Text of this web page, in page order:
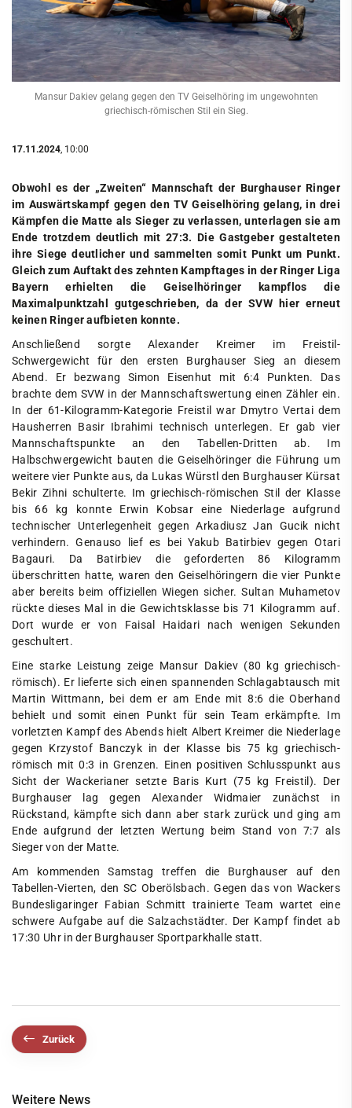
Mansur Dakiev gelang gegen den TV Geiselhöring im ungewohnten
griechisch-römischen Stil ein Sieg.
17.11.2024 , 10:00
Obwohl es der „Zweiten“ Mannschaft der Burghauser Ringer
im Auswärtskampf gegen den TV Geiselhöring gelang, in drei
Kämpfen die Matte als Sieger zu verlassen, unterlagen sie am
Ende trotzdem deutlich mit 27:3. Die Gastgeber gestalteten
ihre Siege deutlicher und sammelten somit Punkt um Punkt.
Gleich zum Auftakt des zehnten Kampftages in der Ringer Liga
Bayern erhielten die Geiselhöringer kampflos die
Maximalpunktzahl gutgeschrieben, da der SVW hier erneut
keinen Ringer aufbieten konnte.
Anschließend sorgte Alexander Kreimer im Freistil-
Schwergewicht für den ersten Burghauser Sieg an diesem
Abend. Er bezwang Simon Eisenhut mit 6:4 Punkten. Das
brachte dem SVW in der Mannschaftswertung einen Zähler ein.
In der 61-Kilogramm-Kategorie Freistil war Dmytro Vertai dem
Hausherren Basir Ibrahimi technisch unterlegen. Er gab vier
Mannschaftspunkte an den Tabellen-Dritten ab. Im
Halbschwergewicht bauten die Geiselhöringer die Führung um
weitere vier Punkte aus, da Lukas Würstl den Burghauser Kürsat
Bekir Zihni schulterte. Im griechisch-römischen Stil der Klasse
bis 66 kg konnte Erwin Kobsar eine Niederlage aufgrund
technischer Unterlegenheit gegen Arkadiusz Jan Gucik nicht
verhindern. Genauso lief es bei Yakub Batirbiev gegen Otari
Bagauri. Da Batirbiev die geforderten 86 Kilogramm
überschritten hatte, waren den Geiselhöringern die vier Punkte
aber bereits beim offiziellen Wiegen sicher. Sultan Muhametov
rückte dieses Mal in die Gewichtsklasse bis 71 Kilogramm auf.
Dort wurde er von Faisal Haidari nach wenigen Sekunden
geschultert.
Eine starke Leistung zeige Mansur Dakiev (80 kg griechisch-
römisch). Er lieferte sich einen spannenden Schlagabtausch mit
Martin Wittmann, bei dem er am Ende mit 8:6 die Oberhand
behielt und somit einen Punkt für sein Team erkämpfte. Im
vorletzten Kampf des Abends hielt Albert Kreimer die Niederlage
gegen Krzystof Banczyk in der Klasse bis 75 kg griechisch-
römisch mit 0:3 in Grenzen. Einen positiven Schlusspunkt aus
Sicht der Wackerianer setzte Baris Kurt (75 kg Freistil). Der
Burghauser lag gegen Alexander Widmaier zunächst in
Rückstand, kämpfte sich dann aber stark zurück und ging am
Ende aufgrund der letzten Wertung beim Stand von 7:7 als
Sieger von der Matte.
Am kommenden Samstag treffen die Burghauser auf den
Tabellen-Vierten, den SC Oberölsbach. Gegen das von Wackers
Bundesligaringer Fabian Schmitt trainierte Team wartet eine
schwere Aufgabe auf die Salzachstädter. Der Kampf findet ab
17:30 Uhr in der Burghauser Sportparkhalle statt.
Zurück
Weitere News